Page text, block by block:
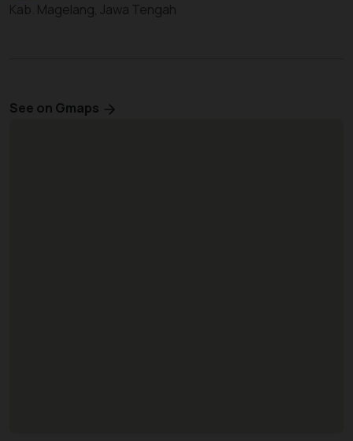
Kab. Magelang, Jawa Tengah
See on Gmaps